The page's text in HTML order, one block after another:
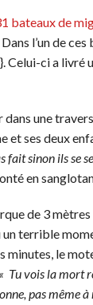
bateaux de
l’un de
Celui-ci a livré
une
et ses deux
fait sinon ils se
en
de 3 mètres
terrible
minutes, le
« Tu vois la mort
pas même